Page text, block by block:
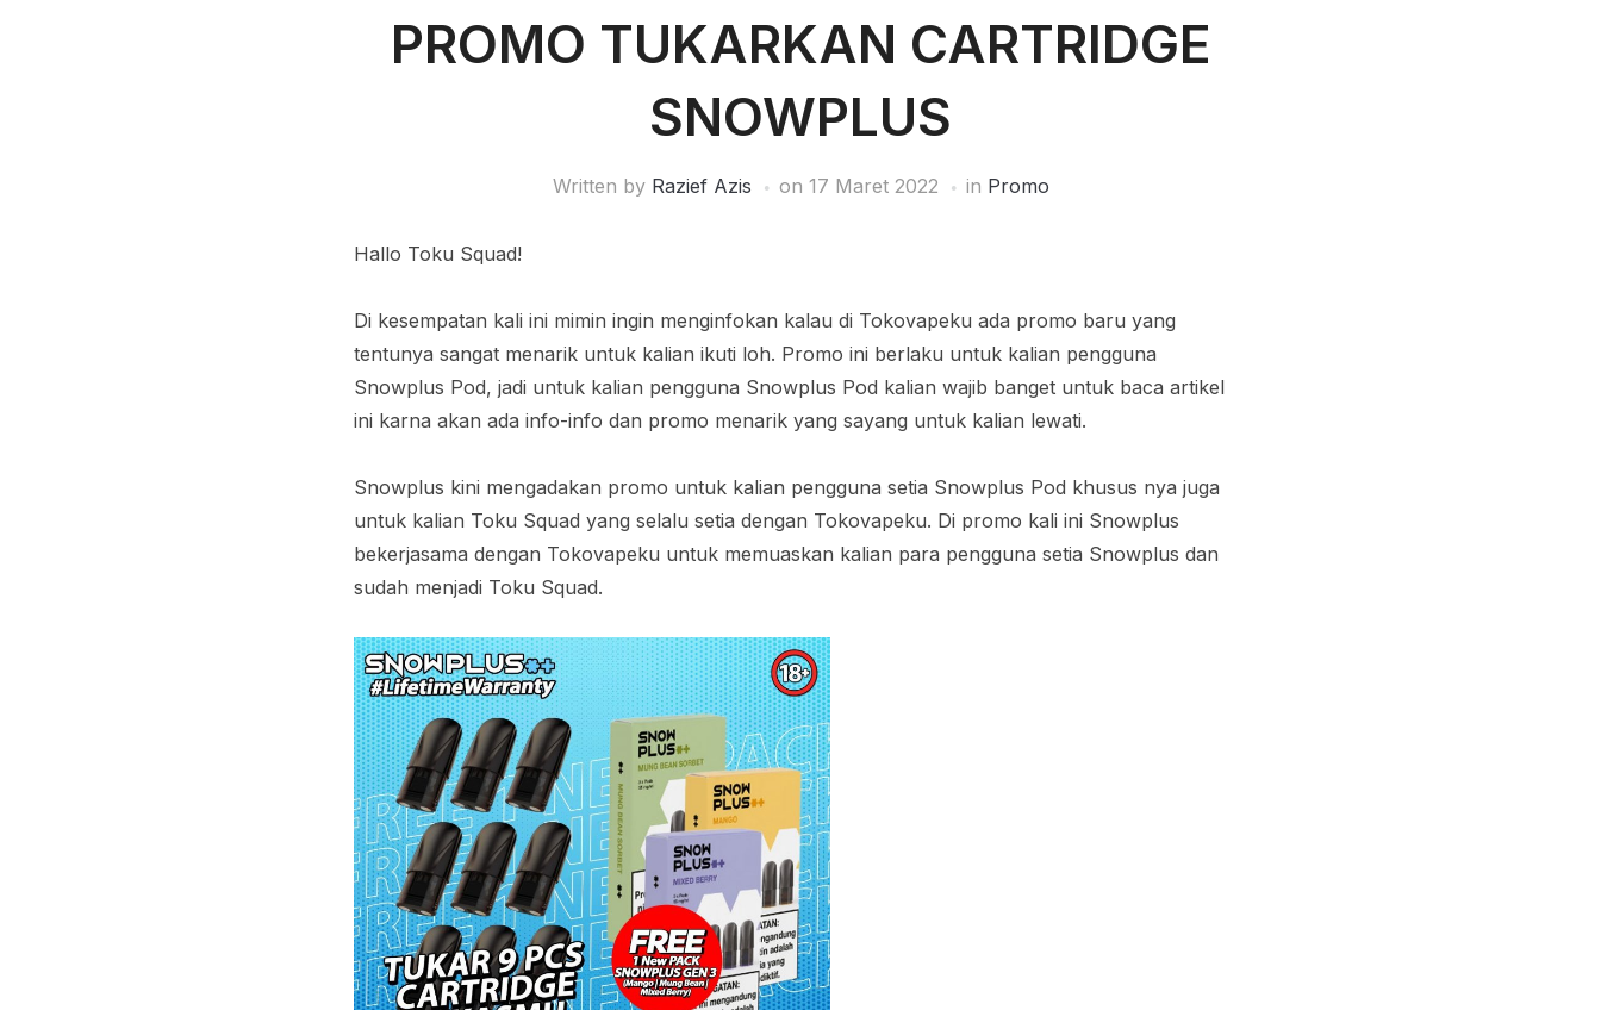
PROMO TUKARKAN CARTRIDGE
SNOWPLUS
Written by Razief Azis on 17 Maret 2022 in Promo
Hallo Toku Squad!
Di kesempatan kali ini mimin ingin menginfokan kalau di Tokovapeku ada promo baru yang
tentunya sangat menarik untuk kalian ikuti loh. Promo ini berlaku untuk kalian pengguna
Snowplus Pod, jadi untuk kalian pengguna Snowplus Pod kalian wajib banget untuk baca artikel
ini karna akan ada info-info dan promo menarik yang sayang untuk kalian lewati.
Snowplus kini mengadakan promo untuk kalian pengguna setia Snowplus Pod khusus nya juga
untuk kalian Toku Squad yang selalu setia dengan Tokovapeku. Di promo kali ini Snowplus
bekerjasama dengan Tokovapeku untuk memuaskan kalian para pengguna setia Snowplus dan
sudah menjadi Toku Squad.